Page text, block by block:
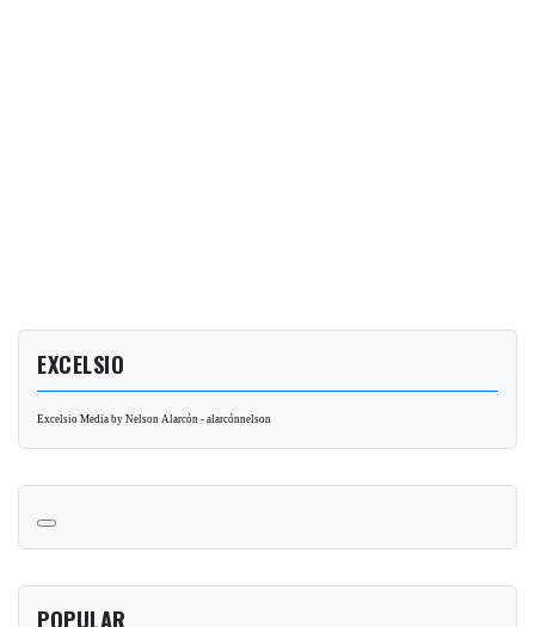
EXCELSIO
Excelsio Media by Nelson Alarcón - alarcónnelson
POPULAR